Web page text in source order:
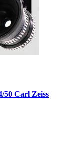
50 Carl Zeiss